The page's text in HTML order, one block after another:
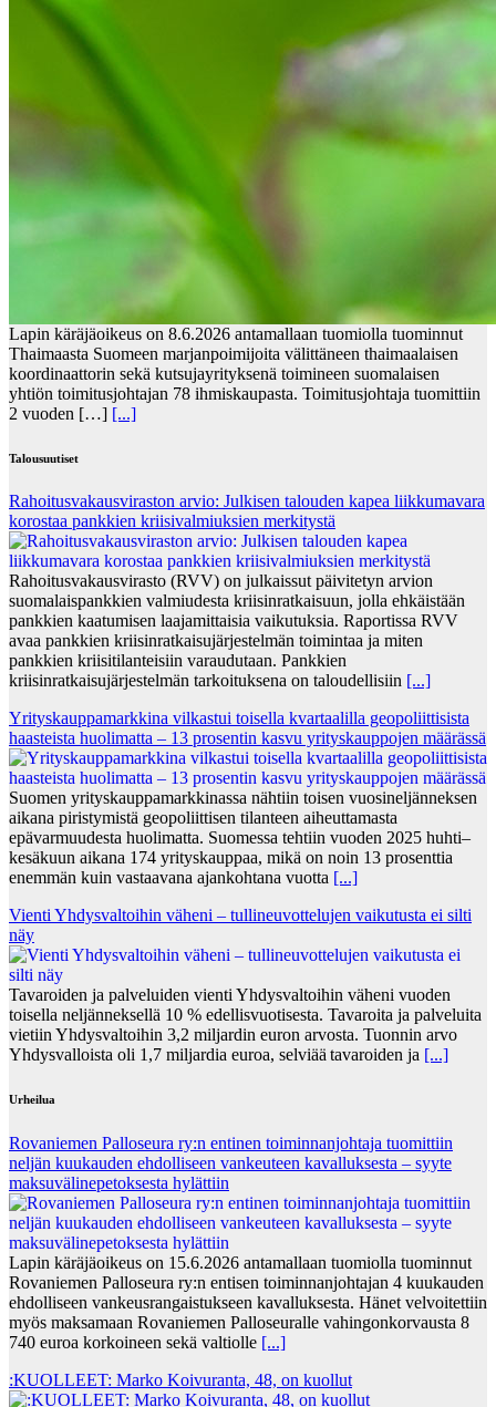
Lapin käräjäoikeus on 8.6.2026 antamallaan tuomiolla tuominnut
Thaimaasta Suomeen marjanpoimijoita välittäneen thaimaalaisen
koordinaattorin sekä kutsujayrityksenä toimineen suomalaisen
yhtiön toimitusjohtajan 78 ihmiskaupasta. Toimitusjohtaja tuomittiin
2 vuoden […] [...]
Talousuutiset
Rahoitusvakausviraston arvio: Julkisen talouden kapea liikkumavara
korostaa pankkien kriisivalmiuksien merkitystä
Rahoitusvakausvirasto (RVV) on julkaissut päivitetyn arvion
suomalaispankkien valmiudesta kriisinratkaisuun, jolla ehkäistään
pankkien kaatumisen laajamittaisia vaikutuksia. Raportissa RVV
avaa pankkien kriisinratkaisujärjestelmän toimintaa ja miten
pankkien kriisitilanteisiin varaudutaan. Pankkien
kriisinratkaisujärjestelmän tarkoituksena on taloudellisiin [...]
Yrityskauppamarkkina vilkastui toisella kvartaalilla geopoliittisista
haasteista huolimatta – 13 prosentin kasvu yrityskauppojen määrässä
Suomen yrityskauppamarkkinassa nähtiin toisen vuosineljänneksen
aikana piristymistä geopoliittisen tilanteen aiheuttamasta
epävarmuudesta huolimatta. Suomessa tehtiin vuoden 2025 huhti–
kesäkuun aikana 174 yrityskauppaa, mikä on noin 13 prosenttia
enemmän kuin vastaavana ajankohtana vuotta [...]
Vienti Yhdysvaltoihin väheni – tullineuvottelujen vaikutusta ei silti
näy
Tavaroiden ja palveluiden vienti Yhdysvaltoihin väheni vuoden
toisella neljänneksellä 10 % edellisvuotisesta. Tavaroita ja palveluita
vietiin Yhdysvaltoihin 3,2 miljardin euron arvosta. Tuonnin arvo
Yhdysvalloista oli 1,7 miljardia euroa, selviää tavaroiden ja [...]
Urheilua
Rovaniemen Palloseura ry:n entinen toiminnanjohtaja tuo­mit­tiin
neljän kuu­kau­den eh­dol­li­seen van­keu­teen ka­val­luk­ses­ta – syyte
mak­su­vä­li­ne­pe­tok­ses­ta hy­lät­tiin
Lapin käräjäoikeus on 15.6.2026 antamallaan tuomiolla tuominnut
Rovaniemen Palloseura ry:n entisen toiminnanjohtajan 4 kuukauden
ehdolliseen vankeusrangaistukseen kavalluksesta. Hänet velvoitettiin
myös maksamaan Rovaniemen Palloseuralle vahingonkorvausta 8
740 euroa korkoineen sekä valtiolle [...]
:KUOLLEET: Marko Koivuranta, 48, on kuollut